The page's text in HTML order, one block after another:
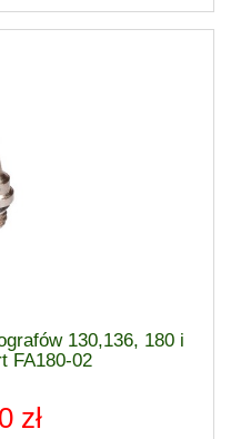
130,136, 180 i
FA180-02
zł